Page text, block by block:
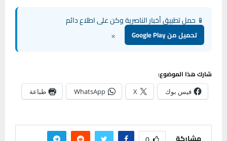
📱 حمل تطبيق أخبار الناصرية وكن على اطلاع دائم
تحميل من Google Play ×
شارك هذا الموضوع:
فيس بوك X
WhatsApp طباعة
مشاركة